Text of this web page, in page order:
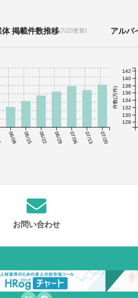
体 掲載件数推移(7/20更新)
06/08 06/15 06/22 06/29 07/06 07/13 07/20
アルバ
件数(万件)
128
130
132
134
136
138
140
142
お問い合わせ